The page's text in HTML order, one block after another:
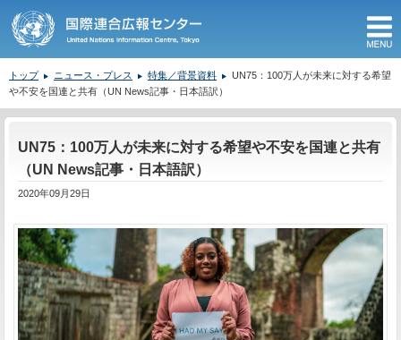
トップ ニュース・プレス 特集／背景資料
UN75：100万人が未来に対する希望
や不安を国連と共有（UN News記事・日本語訳）
UN75：100万人が未来に対する希望や不安を国連と共有
（UN News記事・日本語訳）
2020年09月29日